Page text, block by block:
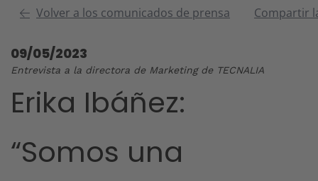
Volver a los comunicados de prensa Compartir
09/05/2023
Entrevista a la directora de Marketing de TECNALIA
Erika Ibáñez:
“Somos una